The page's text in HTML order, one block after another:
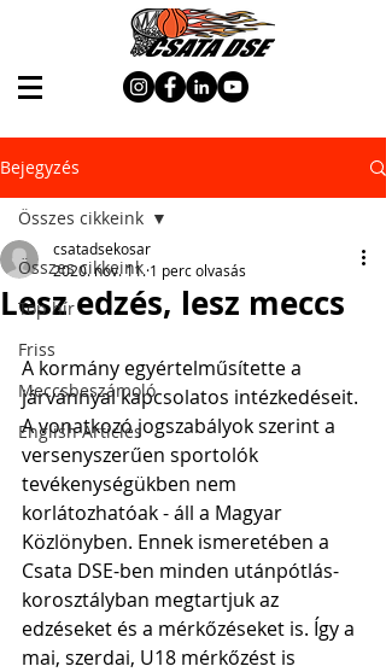
Bejegyzés
Összes cikkeink
Top hír
Friss
Meccsbeszámoló
English Articles
Összes cikkeink
Lesz edzés, lesz meccs
csatadsekosar
2020. nov. 11. 1 perc olvasás
A kormány egyértelműsítette a
járvánnyal kapcsolatos intézkedéseit.
A vonatkozó jogszabályok szerint a
versenyszerűen sportolók
tevékenységükben nem
korlátozhatóak - áll a Magyar
Közlönyben. Ennek ismeretében a
Csata DSE-ben minden utánpótlás-
korosztályban megtartjuk az
edzéseket és a mérkőzéseket is. Így a
mai, szerdai, U18 mérkőzést is